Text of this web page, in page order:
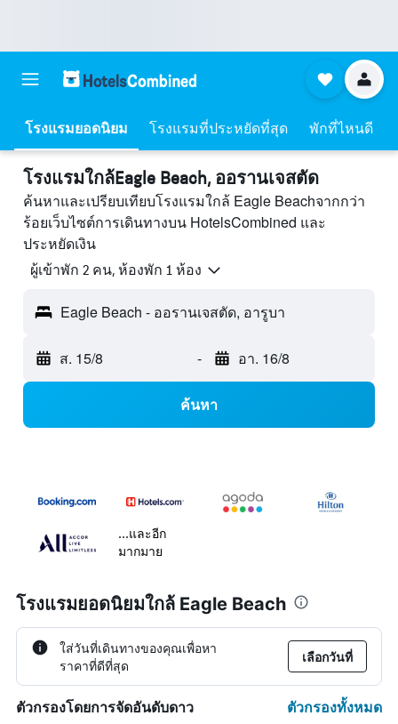
โรงแรมยอดนิยม โรงแรมที่ประหยัดที่สุด พักที่ไหนดี
โรงแรมใกล้Eagle Beach, ออรานเจสตัด
ค้นหาและเปรียบเทียบโรงแรมใกล้ Eagle Beachจากกว่า
ร้อยเว็บไซต์การเดินทางบน HotelsCombined และ
ประหยัดเงิน
ผู้เข้าพัก 2 คน, ห้องพัก 1 ห้อง
Eagle Beach - ออรานเจสตัด, อารูบา
ส. 15/8 - อา. 16/8
ค้นหา
...และอีก
มากมาย
โรงแรมยอดนิยมใกล้ Eagle Beach
ใส่วันที่เดินทางของคุณเพื่อหา
ราคาที่ดีที่สุด
เลือกวันที่
ตัวกรองโดยการจัดอันดับดาว ตัวกรองทั้งหมด